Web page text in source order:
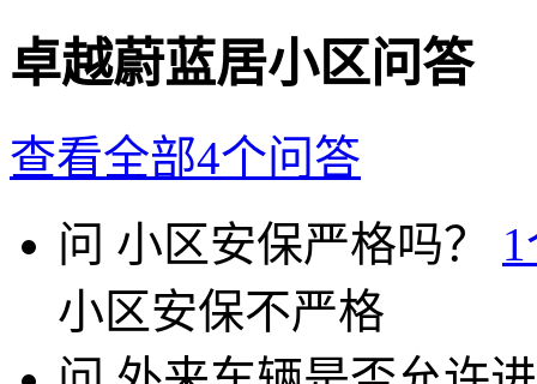
卓越蔚蓝居小区问答
查看全部4个问答
问 小区安保严格吗？
小区安保不严格